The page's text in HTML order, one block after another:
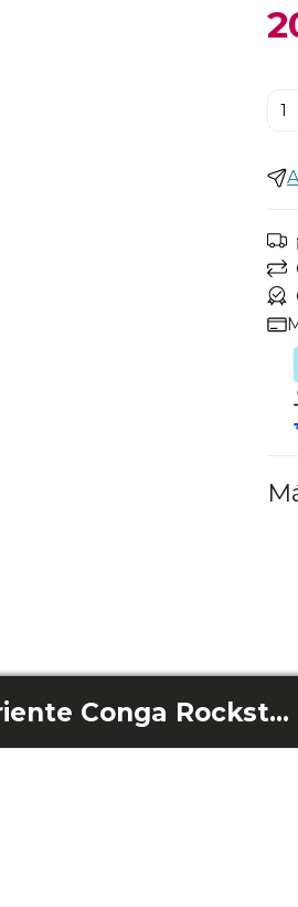
Adaptador De Corriente Conga Rockstar Micro Essential/Micro+/Micro+ Turbo/ Micro+ Animal